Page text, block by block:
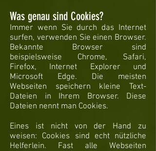
Was genau sind Cookies?
Immer wenn Sie durch das Internet
surfen, verwenden Sie einen Browser.
Bekannte Browser sind
beispielsweise Chrome, Safari,
Firefox, Internet Explorer und
Microsoft Edge. Die meisten
Webseiten speichern kleine Text-
Dateien in Ihrem Browser. Diese
Dateien nennt man Cookies.
Eines ist nicht von der Hand zu
weisen: Cookies sind echt nützliche
Helferlein. Fast alle Webseiten